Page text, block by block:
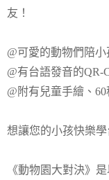
友！
@可愛的動物們陪小
@有台語發音的QR-
@附有兒童手繪、
想讓您的小孩快樂學
《動物園大對決》